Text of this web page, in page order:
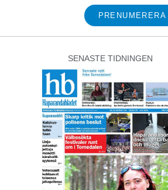
PRENUMERERA
SENASTE TIDNINGEN